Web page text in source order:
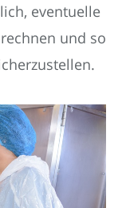
eventuelle
und so